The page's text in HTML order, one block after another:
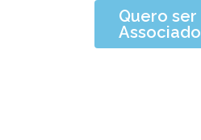
Quero ser
Associado